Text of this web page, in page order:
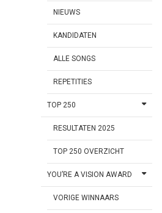
NIEUWS
KANDIDATEN
ALLE SONGS
REPETITIES
TOP 250
RESULTATEN 2025
TOP 250 OVERZICHT
YOU’RE A VISION AWARD
VORIGE WINNAARS